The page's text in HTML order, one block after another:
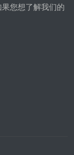
您想了解我们的